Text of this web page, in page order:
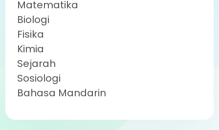
Matematika
Biologi
Fisika
Kimia
Sejarah
Sosiologi
Bahasa Mandarin